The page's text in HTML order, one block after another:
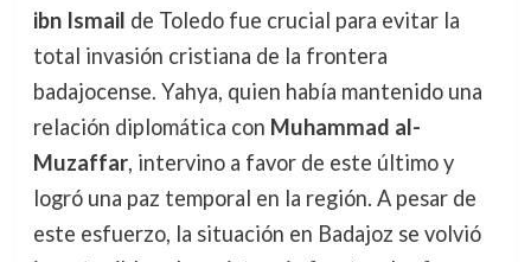
ibn Ismail de Toledo fue crucial para evitar la
total invasión cristiana de la frontera
badajocense. Yahya, quien había mantenido una
relación diplomática con Muhammad al-
Muzaffar, intervino a favor de este último y
logró una paz temporal en la región. A pesar de
este esfuerzo, la situación en Badajoz se volvió